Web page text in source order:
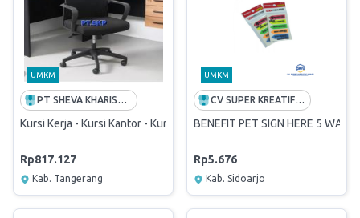
UMKM
PT SHEVA KHARISMA PUTRA - SKP
Kursi Kerja - Kursi Kantor - Kursi Putar
Rp817.127
Kab. Tangerang
UMKM
CV SUPER KREATIF ABADI
BENEFIT PET SIGN HERE 5
Rp5.676
Kab. Sidoarjo